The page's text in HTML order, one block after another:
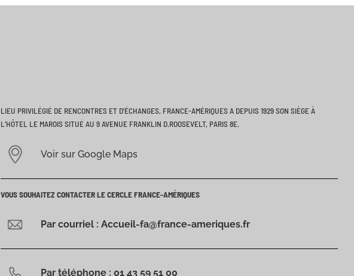
LIEU PRIVILÉGIÉ DE RENCONTRES ET D’ÉCHANGES, FRANCE-AMÉRIQUES A DEPUIS 1929 SON SIÈGE À
L’HÔTEL LE MAROIS SITUÉ AU 9 AVENUE FRANKLIN D.ROOSEVELT, PARIS 8E.
Voir sur Google Maps
VOUS SOUHAITEZ CONTACTER LE CERCLE FRANCE-AMÉRIQUES
Par courriel : Accueil-fa@france-ameriques.fr
Par téléphone : 01 43 59 51 00